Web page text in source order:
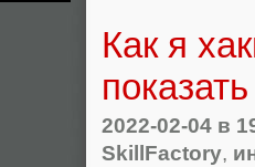
Как я
2022-02-04 в
SkillFactory,